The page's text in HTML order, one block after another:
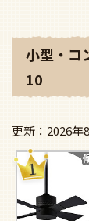
小型・コ
10
2026年